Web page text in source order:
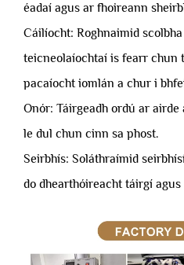
éadaí agus ar fhoireann
Cáilíocht: Roghnaimid
teicneolaíochtaí is fearr chun
pacaíocht iomlán a chur i
Onór: Táirgeadh ordú ar
le dul chun cinn sa phost.
Seirbhís: Soláthraímid
do dhearthóireacht táirgí